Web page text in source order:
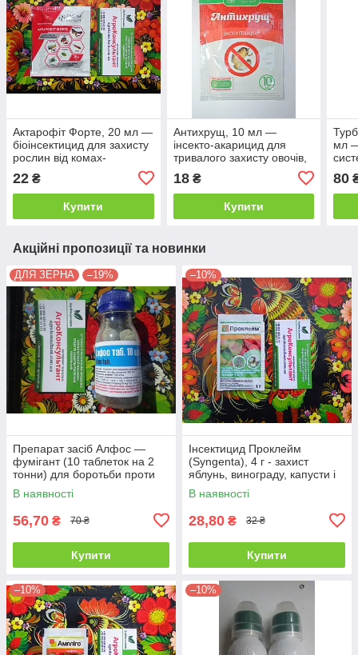
Актарофіт Форте, 20 мл —
біоінсектицид для захисту
рослин від комах-
шкідників (аналог Актофіт,
Актоцид) препарат,
інсектицид
22 ₴
Купити
Антихрущ, 10 мл —
інсекто-акарицид для
тривалого захисту овочів,
чагарників
18₴
Купити
мл
80
Акційні пропозиції та новинки
ДЛЯ ЗЕРНА –19%
Препарат засіб Алфос —
фумігант (10 таблеток на 2
тонни) для боротьби проти
амбарних шкідників і кротів
В наявності
56,70 ₴ 70 ₴
Купити
–10%
Інсектицид Проклейм
(Syngenta), 4 г - захист
яблунь, винограду, капусти і
томатів від листогризучих
шкідників
В наявності
28,80 ₴ 32 ₴
Купити
–10% –10%